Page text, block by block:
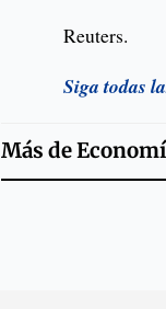
Reuters.
Siga todas
Más de